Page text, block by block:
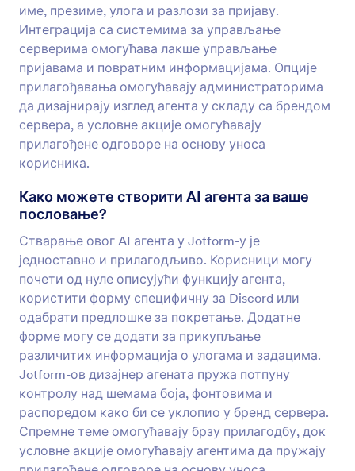
име, презиме, улога и разлози за пријаву.
Интеграција са системима за управљање
серверима омогућава лакше управљање
пријавама и повратним информацијама. Опције
прилагођавања омогућавају администраторима
да дизајнирају изглед агента у складу са брендом
сервера, а условне акције омогућавају
прилагођене одговоре на основу уноса
корисника.
Како можете створити AI агента за ваше
пословање?
Стварање овог AI агента у Jotform-у је
једноставно и прилагодљиво. Корисници могу
почети од нуле описујући функцију агента,
користити форму специфичну за Discord или
одабрати предлошке за покретање. Додатне
форме могу се додати за прикупљање
различитих информација о улогама и задацима.
Jotform-ов дизајнер агената пружа потпуну
контролу над шемама боја, фонтовима и
распоредом како би се уклопио у бренд сервера.
Спремне теме омогућавају брзу прилагодбу, док
условне акције омогућавају агентима да пружају